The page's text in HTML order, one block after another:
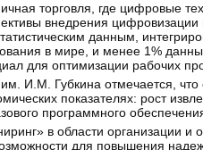
торговля, где цифровые
внедрения
данным,
в мире, и менее 1%
для оптимизации рабочих
И.М. Губкина отмечается,
показателях: рост
программного
в области организации
для повышения